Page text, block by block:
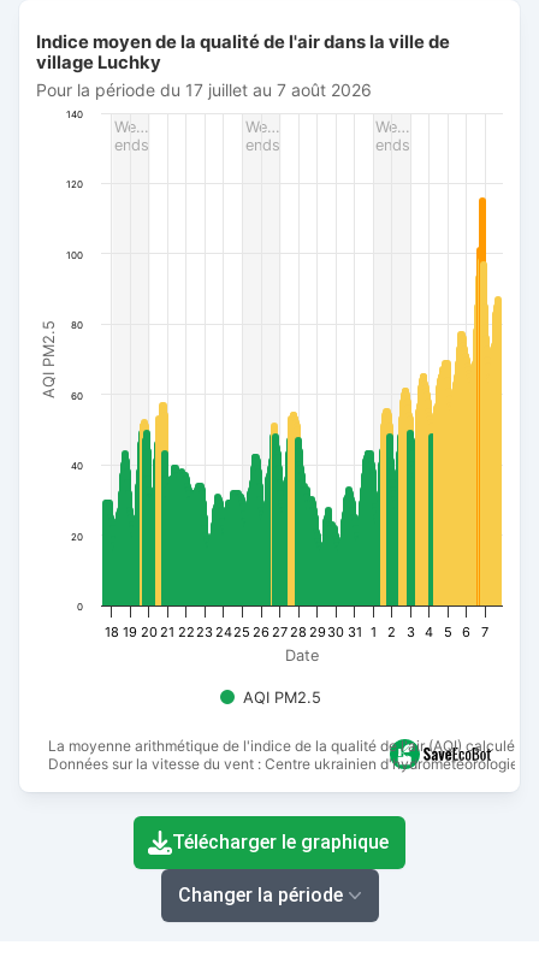
Bar chart with 506 bars.
Pour la période du 17 juillet au 7 août 2026
The chart has 1 X axis displaying Date. Data ranges from
The chart has 1 Y axis displaying AQI PM2.5. Data ranges
La moyenne arithmétique de l'indice de la qualité de l'air (AQI) calculée
Données sur la vitesse du vent : Centre ukrainien d'hydrométéorologie.
We…
ends
We…
ends
We…
ends
Date
AQI PM2.5
Indice moyen de la qualité de l'air dans la ville de
village Luchky
Pour la période du 17 juillet au 7 août 2026
AQI PM2.5
18 20 22 24 26 28 30 1 3 5 7
19 21 23 25 27 29 31 2 4 6
0
20
40
60
80
100
120
140
End of interactive chart.
Télécharger le graphique
Changer la période